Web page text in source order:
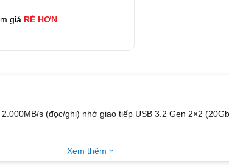
giá RẺ HƠN
2.000MB/s (đọc/ghi) nhờ giao tiếp USB 3.2 Gen 2×2
với mã hóa AES 256-bit, bảo vệ dữ liệu cá
Xem thêm